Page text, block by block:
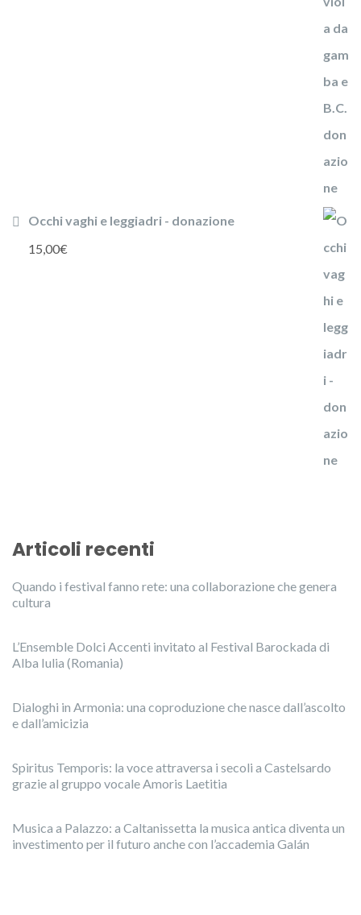
Occhi vaghi e leggiadri - donazione
15,00€
Articoli recenti
Quando i festival fanno rete: una collaborazione che genera
cultura
L’Ensemble Dolci Accenti invitato al Festival Barockada di
Alba Iulia (Romania)
Dialoghi in Armonia: una coproduzione che nasce dall’ascolto
e dall’amicizia
Spiritus Temporis: la voce attraversa i secoli a Castelsardo
grazie al gruppo vocale Amoris Laetitia
Musica a Palazzo: a Caltanissetta la musica antica diventa un
investimento per il futuro anche con l’accademia Galán